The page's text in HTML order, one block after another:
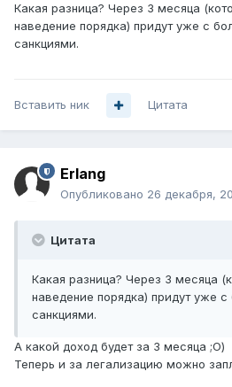
Какая разница? Через 3 месяца
наведение порядка) придут уже с
санкциями.
Вставить ник Цитата
Erlang
Опубликовано 26 декабря,
Цитата
Какая разница? Через 3 месяца
наведение порядка) придут уже
санкциями.
А какой доход будет за 3 месяца ;О)
Теперь и за легализацию можно